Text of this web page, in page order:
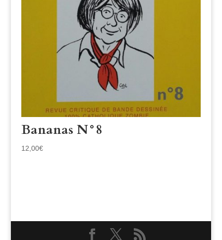
Bananas N°8
12,00€